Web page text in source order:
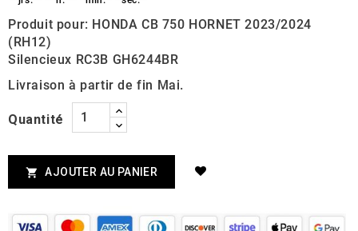
Produit pour: HONDA CB 750 HORNET 2023/2024
(RH12)
Silencieux RC3B GH6244BR
Livraison à partir de fin Mai.
Quantité
 AJOUTER AU PANIER